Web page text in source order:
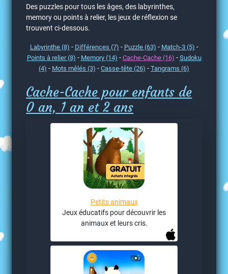
Des puzzles pour tous les âges, des labyrinthes,
memory ou points à relier, les jeux de réflexion se
trouvent ci-dessous.
Labyrinthe (8) - Différences (7) - Puzzle (63) - Match-3 (5) -
Points à relier (8) - Memory (14) - Cache-Cache (16) - Sudoku
(4) - Mots mêlés (3) - Casse-tête (26) - Tangrams (6)
Cache-Cache pour enfants de
0 an, 1 an et 2 ans
Petits animaux
Jeux éducatifs pour découvrir les
animaux et leurs cris.